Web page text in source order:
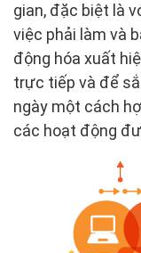
gian, đặc biệt là
việc phải làm và
động hóa xuất
trực tiếp và để
ngày một cách
các hoạt động